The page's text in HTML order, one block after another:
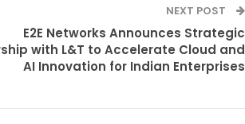
NEXT POST
E2E Networks Announces Strategic
with L&T to Accelerate Cloud and
AI Innovation for Indian Enterprises